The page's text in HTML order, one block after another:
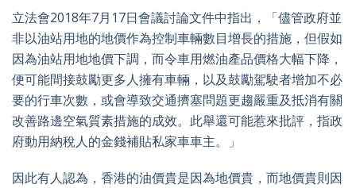
立法會2018年7月17日會議討論文件中指出，「儘管政府並
非以油站用地的地價作為控制車輛數目增長的措施，但假如
因為油站用地地價下調，而令車用燃油產品價格大幅下降，
便可能間接鼓勵更多人擁有車輛，以及鼓勵駕駛者增加不必
要的行車次數，或會導致交通擠塞問題更趨嚴重及抵消有關
改善路邊空氣質素措施的成效。此舉還可能惹來批評，指政
府動用納稅人的金錢補貼私家車車主。」
因此有人認為，香港的油價貴是因為地價貴，而地價貴則因